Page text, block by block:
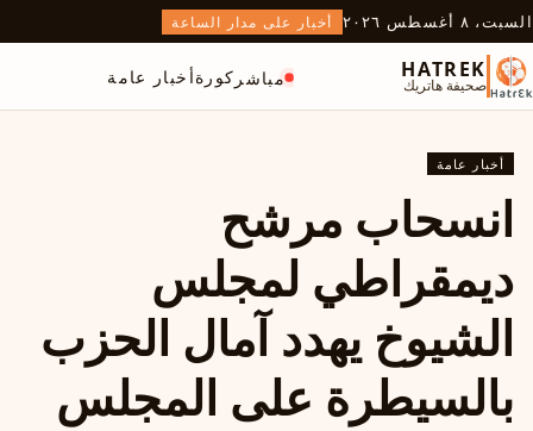
السبت، ٨ أغسطس ٢٠٢٦ أخبار على مدار الساعة
HATREK
صحيفة هاتريك مباشر كورةأخبار عامة
أخبار عامة
انسحاب مرشح
ديمقراطي لمجلس
الشيوخ يهدد آمال الحزب
بالسيطرة على المجلس